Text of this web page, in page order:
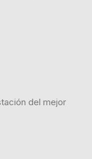
del mejor